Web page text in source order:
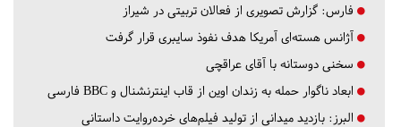
فارس: گزارش تصویری از فعالان تربیتی در شیراز
آژانس هسته‌ای آمریکا هدف نفوذ سایبری قرار گرفت
سخنی دوستانه با آقای عراقچی
ابعاد ناگوار حمله به زندان اوین از قاب اینترنشنال و BBC فارسی
البرز: بازدید میدانی از تولید فیلم‌های خرده‌روایت داستانی